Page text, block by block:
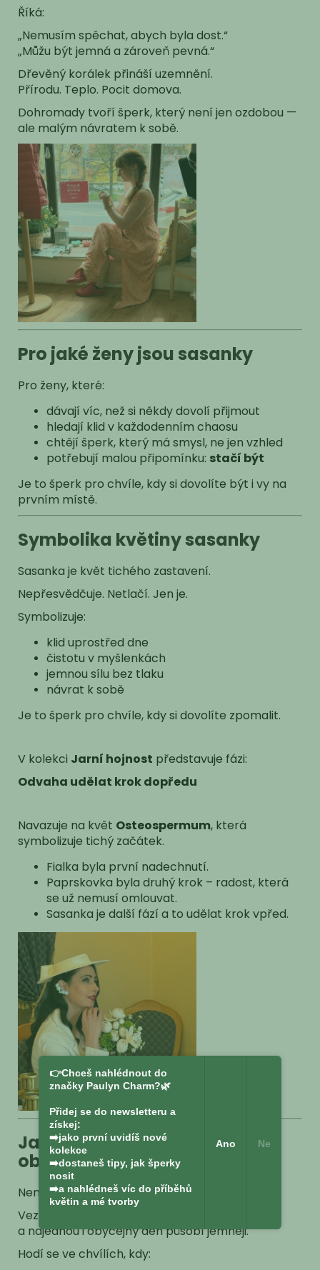
Říká:
„Nemusím spěchat, abych byla dost.“
„Můžu být jemná a zároveň pevná.“
Dřevěný korálek přináší uzemnění.
Přírodu. Teplo. Pocit domova.
Dohromady tvoří šperk, který není jen ozdobou —
ale malým návratem k sobě.
Pro jaké ženy jsou sasanky
Pro ženy, které:
dávají víc, než si někdy dovolí přijmout
hledají klid v každodenním chaosu
chtějí šperk, který má smysl, ne jen vzhled
potřebují malou připomínku: stačí být
Je to šperk pro chvíle, kdy si dovolíte být i vy na
prvním místě.
Symbolika květiny sasanky
Sasanka je květ tichého zastavení.
Nepřesvědčuje. Netlačí. Jen je.
Symbolizuje:
klid uprostřed dne
čistotu v myšlenkách
jemnou sílu bez tlaku
návrat k sobě
Je to šperk pro chvíle, kdy si dovolíte zpomalit.
V kolekci Jarní hojnost představuje fázi:
Odvaha udělat krok dopředu
Navazuje na květ Osteospermum, která
symbolizuje tichý začátek.
Fialka byla první nadechnutí.
Paprskovka byla druhý krok – radost, která
se už nemusí omlouvat.
Sasanka je další fází a to udělat krok vpřed.
Jak kombinovat náušnice a
oblečení
Nemusíte nad nimi přemýšlet.
Vezmete si je ráno —
a najednou i obyčejný den působí jemněji.
Hodí se ve chvílích, kdy:
👉Chceš nahlédnout do
značky Paulyn Charm?🌿
Přidej se do newsletteru a
získej:
➡️jako první uvidíš nové
kolekce
➡️dostaneš tipy, jak šperky
nosit
➡️a nahlédneš víc do příběhů
květin a mé tvorby
Ano Ne